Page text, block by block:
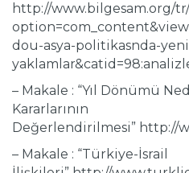
http://www.bilgesam.org/
dou-asya-politikasnda-
– Makale : “Yıl Dönümü
Kararlarının
Değerlendirilmesi” http://
– Makale : “Türkiye-İsrail